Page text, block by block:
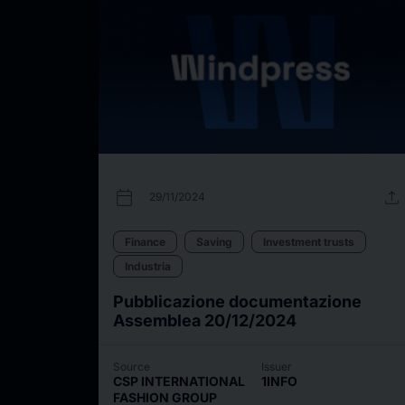
calendar_today 29/11/2024 upload
Finance Saving
Investment trusts
Industria
Pubblicazione documentazione
Assemblea 20/12/2024
Source
CSP INTERNATIONAL
FASHION GROUP
Issuer
1INFO